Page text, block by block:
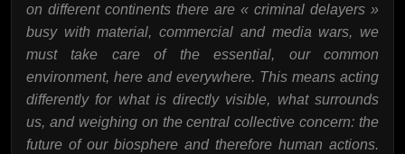
on different continents there are « criminal delayers »
busy with material, commercial and media wars, we
must take care of the essential, our common
environment, here and everywhere. This means acting
differently for what is directly visible, what surrounds
us, and weighing on the central collective concern: the
future of our biosphere and therefore human actions.